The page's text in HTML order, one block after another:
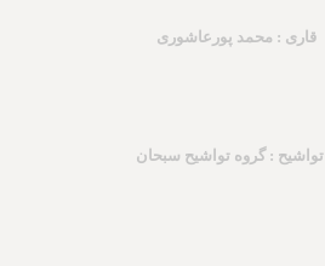
قاری : محمد پورعاشوری
تواشیح : گروه تواشیح سبحان